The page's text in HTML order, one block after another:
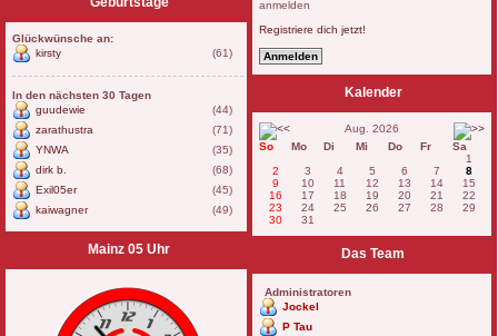
Glückwünsche an:
kirsty
(61)
In den nächsten 30 Tagen
guudewie
(44)
zarathustra
(71)
YNWA
(35)
dirk b.
(68)
Exil05er
(45)
kaiwagner
(49)
Mainz 05 Uhr
anmelden
Registriere dich jetzt!
Kalender
Aug. 2026
So
Mo Di Mi Do Fr
Sa
1
2
3 4 5 6 7
8
9
10 11 12 13 14
15
16
17 18 19 20 21
22
23
24 25 26 27 28
29
30
31
Das Team
Administratoren
Jockel
P Tau